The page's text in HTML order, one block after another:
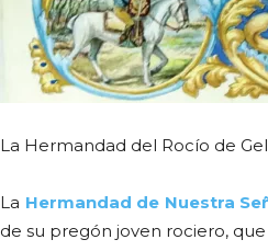
La Hermandad del Rocío de
La Hermandad de Nuestra
de su pregón joven rociero,